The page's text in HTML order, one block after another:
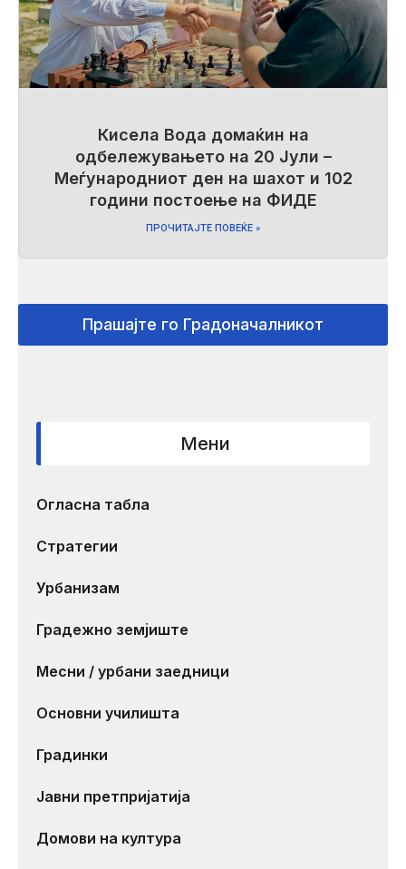
Кисела Вода домаќин на
одбележувањето на 20 Јули –
Меѓународниот ден на шахот и 102
години постоење на ФИДЕ
ПРОЧИТАЈТЕ ПОВЕЌЕ »
Прашајте го Градоначалникот
Мени
Огласна табла
Стратегии
Урбанизам
Градежно земјиште
Месни / урбани заедници
Основни училишта
Градинки
Јавни претпријатија
Домови на култура